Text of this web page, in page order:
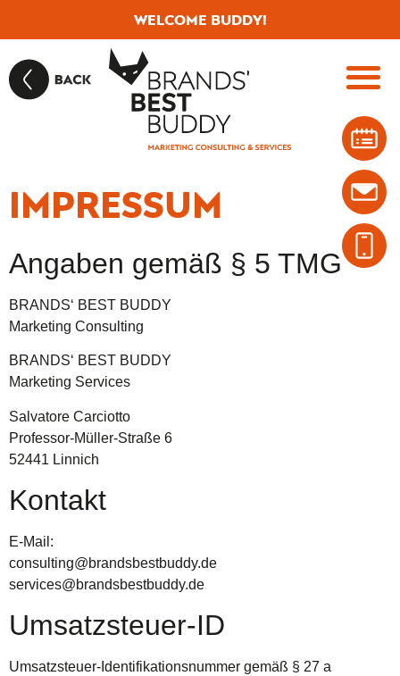
WELCOME BUDDY!
IMPRESSUM
Angaben gemäß § 5 TMG
BRANDS‘ BEST BUDDY
Marketing Consulting
BRANDS‘ BEST BUDDY
Marketing Services
Salvatore Carciotto
Professor-Müller-Straße 6
52441 Linnich
Kontakt
E-Mail:
consulting@brandsbestbuddy.de
services@brandsbestbuddy.de
Umsatzsteuer-ID
Umsatzsteuer-Identifikationsnummer gemäß § 27 a